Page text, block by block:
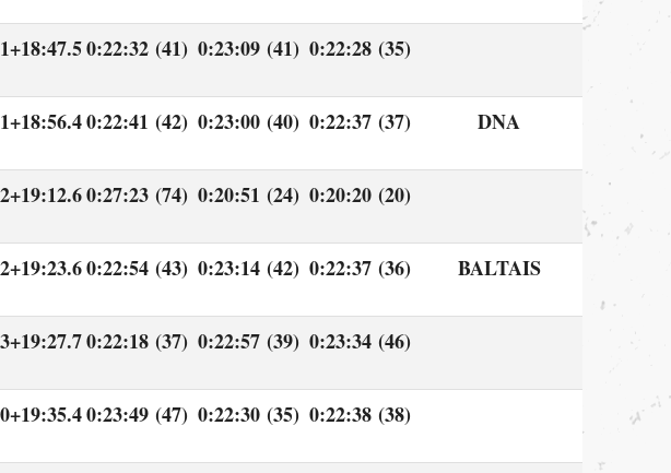
+18:47.50:22:32 (41) 0:23:09 (41) 0:22:28 (35)
+18:56.40:22:41 (42) 0:23:00 (40) 0:22:37 (37) DNA
+19:12.60:27:23 (74) 0:20:51 (24) 0:20:20 (20)
+19:23.60:22:54 (43) 0:23:14 (42) 0:22:37 (36) BALTAIS
+19:27.70:22:18 (37) 0:22:57 (39) 0:23:34 (46)
+19:35.40:23:49 (47) 0:22:30 (35) 0:22:38 (38)